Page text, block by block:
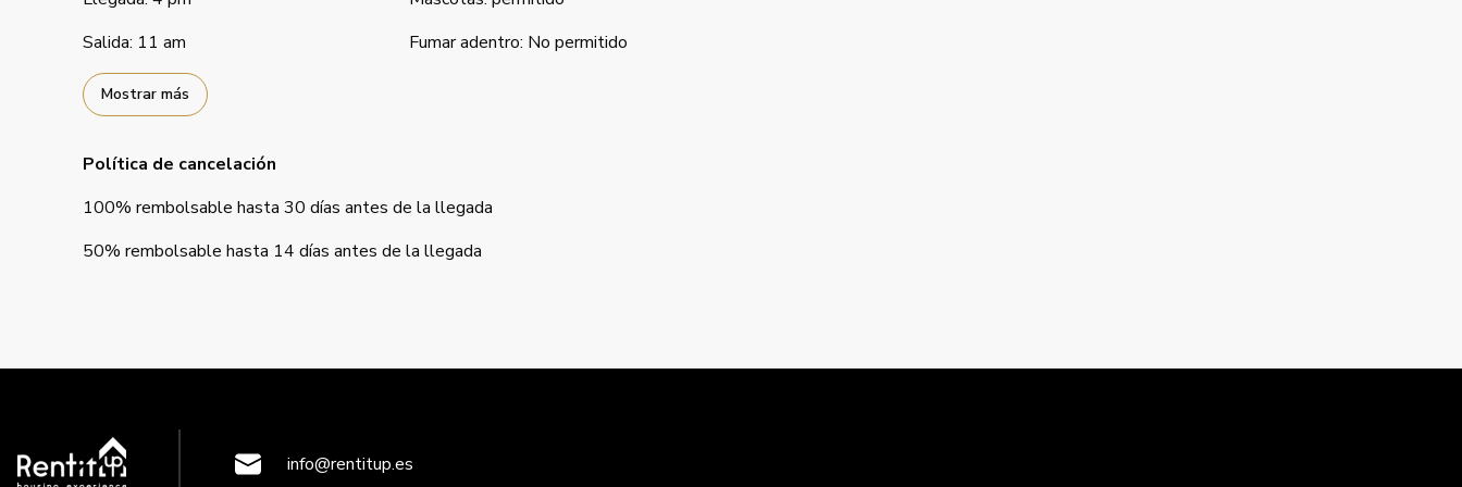
Salida: 11 am
Fumar adentro: No permitido
Mostrar más
Política de cancelación
100% rembolsable hasta 30 días antes de la llegada
50% rembolsable hasta 14 días antes de la llegada
info@rentitup.es